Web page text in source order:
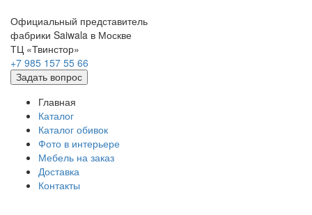
Официальный представитель
фабрики Saiwala в Москве
ТЦ «Твинстор»
+7 985 157 55 66
Задать вопрос
Главная
Каталог
Каталог обивок
Фото в интерьере
Мебель на заказ
Доставка
Контакты